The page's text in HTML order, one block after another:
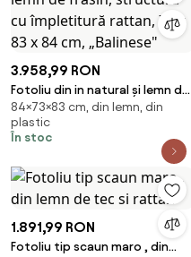
3.958,99 RON
Fotoliu din in natural și lemn de
frasin, structură cu împletitură
rattan, 73 x 83 x 84 cm,
„Balinese"
84×73×83 cm, din lemn, din
plastic
În stoc
1.891,99 RON
Fotoliu tip scaun maro , din